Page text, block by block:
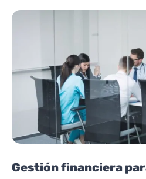
Gestión financiera